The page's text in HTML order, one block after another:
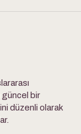
güncel bir
düzenli olarak